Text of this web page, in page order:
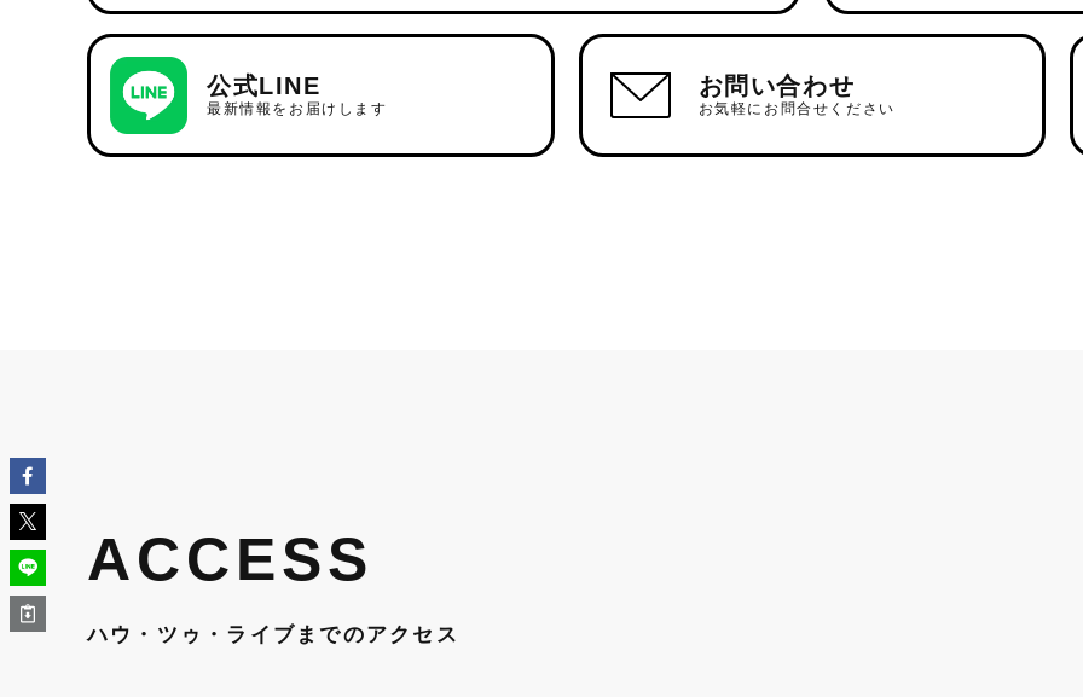
公式LINE
最新情報をお届けします
お問い合わせ
お気軽にお問合せください
ACCESS
ハウ・ツゥ・ライブまでのアクセス